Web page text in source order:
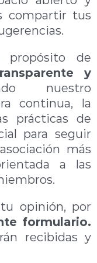
compartir tus
de
y
nuestro
continua, la
prácticas de
para seguir
más
a las
opinión, por
formulario.
recibidas y